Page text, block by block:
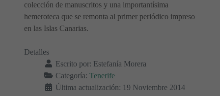
colección de manuscritos y una importantísima
hemeroteca que se remonta al primer periódico impreso
en las Islas Canarias.
Detalles
Escrito por: Estefanía Morera
Categoría: Tenerife
Última actualización: 19 Noviembre 2014